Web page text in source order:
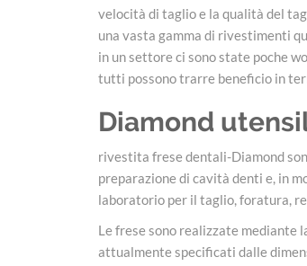
velocità di taglio e la qualità del
una vasta gamma di rivestimenti
in un settore ci sono state poche
tutti possono trarre beneficio in
Diamond
rivestita frese dentali-Diamond
preparazione di cavità denti e, in
laboratorio per il taglio, foratura,
Le frese sono realizzate mediante
attualmente specificati dalle